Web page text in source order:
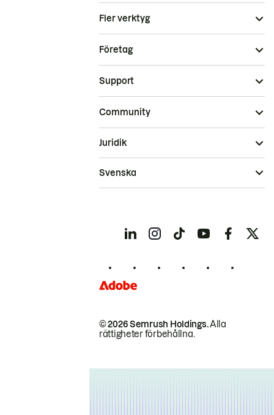
Fler verktyg
Företag
Support
Community
© 2026 Semrush Holdings.Alla
rättigheter förbehållna.
Juridik
Svenska